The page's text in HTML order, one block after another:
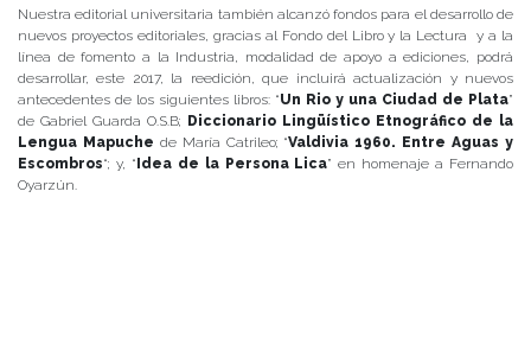
Nuestra editorial universitaria también alcanzó fondos para el desarrollo de
nuevos proyectos editoriales, gracias al Fondo del Libro y la Lectura y a la
línea de fomento a la Industria, modalidad de apoyo a ediciones, podrá
desarrollar, este 2017, la reedición, que incluirá actualización y nuevos
antecedentes de los siguientes libros: “Un Rio y una Ciudad de Plata”
de Gabriel Guarda O.S.B; Diccionario Lingüístico Etnográfico de la
Lengua Mapuche de María Catrileo; “Valdivia 1960. Entre Aguas y
Escombros“; y, “Idea de la Persona Lica” en homenaje a Fernando
Oyarzún.